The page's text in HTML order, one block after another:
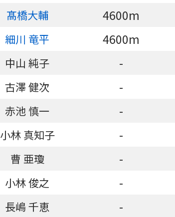
髙橋大輔 4600m
細川 竜平 4600m
中山 純子 -
古澤 健次 -
赤池 慎一 -
小林 真知子 -
曹 亜瓊 -
小林 俊之 -
長嶋 千恵 -